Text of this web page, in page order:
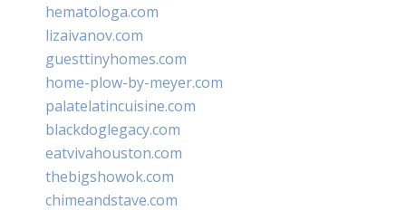
hematologa.com
lizaivanov.com
guesttinyhomes.com
home-plow-by-meyer.com
palatelatincuisine.com
blackdoglegacy.com
eatvivahouston.com
thebigshowok.com
chimeandstave.com